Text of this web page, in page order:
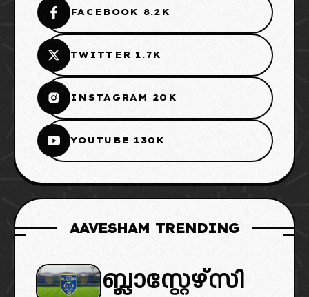
FACEBOOK 8.2K
TWITTER 1.7K
INSTAGRAM 20K
YOUTUBE 130K
AAVESHAM TRENDING
ബ്ലാസ്റ്റേഴ്സി